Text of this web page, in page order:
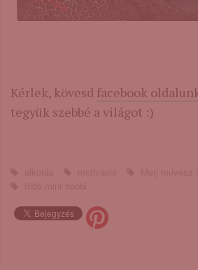
Kérlek, kövesd facebook
tegyük szebbé a világot :)